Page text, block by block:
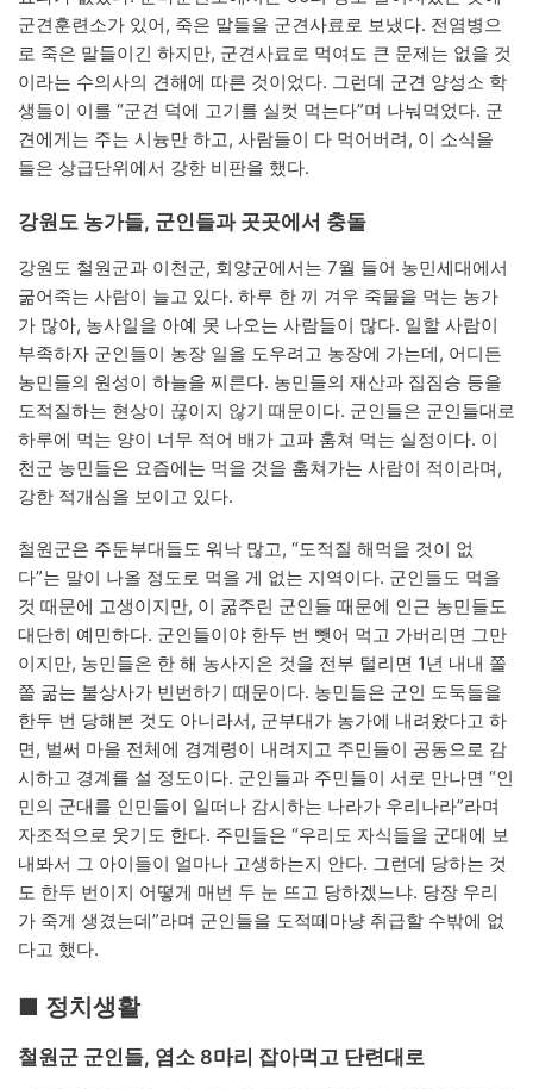
군견훈련소가 있어, 죽은 말들을 군견사료로 보냈다. 전염병으
로 죽은 말들이긴 하지만, 군견사료로 먹여도 큰 문제는 없을 것
이라는 수의사의 견해에 따른 것이었다. 그런데 군견 양성소 학
생들이 이를 “군견 덕에 고기를 실컷 먹는다”며 나눠먹었다. 군
견에게는 주는 시늉만 하고, 사람들이 다 먹어버려, 이 소식을
들은 상급단위에서 강한 비판을 했다.
강원도 농가들, 군인들과 곳곳에서 충돌
강원도 철원군과 이천군, 회양군에서는 7월 들어 농민세대에서
굶어죽는 사람이 늘고 있다. 하루 한 끼 겨우 죽물을 먹는 농가
가 많아, 농사일을 아예 못 나오는 사람들이 많다. 일할 사람이
부족하자 군인들이 농장 일을 도우려고 농장에 가는데, 어디든
농민들의 원성이 하늘을 찌른다. 농민들의 재산과 집짐승 등을
도적질하는 현상이 끊이지 않기 때문이다. 군인들은 군인들대로
하루에 먹는 양이 너무 적어 배가 고파 훔쳐 먹는 실정이다. 이
천군 농민들은 요즘에는 먹을 것을 훔쳐가는 사람이 적이라며,
강한 적개심을 보이고 있다.
철원군은 주둔부대들도 워낙 많고, “도적질 해먹을 것이 없
다”는 말이 나올 정도로 먹을 게 없는 지역이다. 군인들도 먹을
것 때문에 고생이지만, 이 굶주린 군인들 때문에 인근 농민들도
대단히 예민하다. 군인들이야 한두 번 뺏어 먹고 가버리면 그만
이지만, 농민들은 한 해 농사지은 것을 전부 털리면 1년 내내 쫄
쫄 굶는 불상사가 빈번하기 때문이다. 농민들은 군인 도둑들을
한두 번 당해본 것도 아니라서, 군부대가 농가에 내려왔다고 하
면, 벌써 마을 전체에 경계령이 내려지고 주민들이 공동으로 감
시하고 경계를 설 정도이다. 군인들과 주민들이 서로 만나면 “인
민의 군대를 인민들이 일떠나 감시하는 나라가 우리나라”라며
자조적으로 웃기도 한다. 주민들은 “우리도 자식들을 군대에 보
내봐서 그 아이들이 얼마나 고생하는지 안다. 그런데 당하는 것
도 한두 번이지 어떻게 매번 두 눈 뜨고 당하겠느냐. 당장 우리
가 죽게 생겼는데”라며 군인들을 도적떼마냥 취급할 수밖에 없
다고 했다.
■ 정치생활
철원군 군인들, 염소 8마리 잡아먹고 단련대로